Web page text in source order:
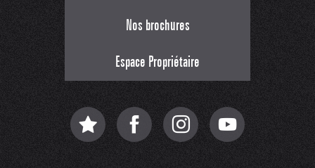
Nos brochures
Espace Propriétaire